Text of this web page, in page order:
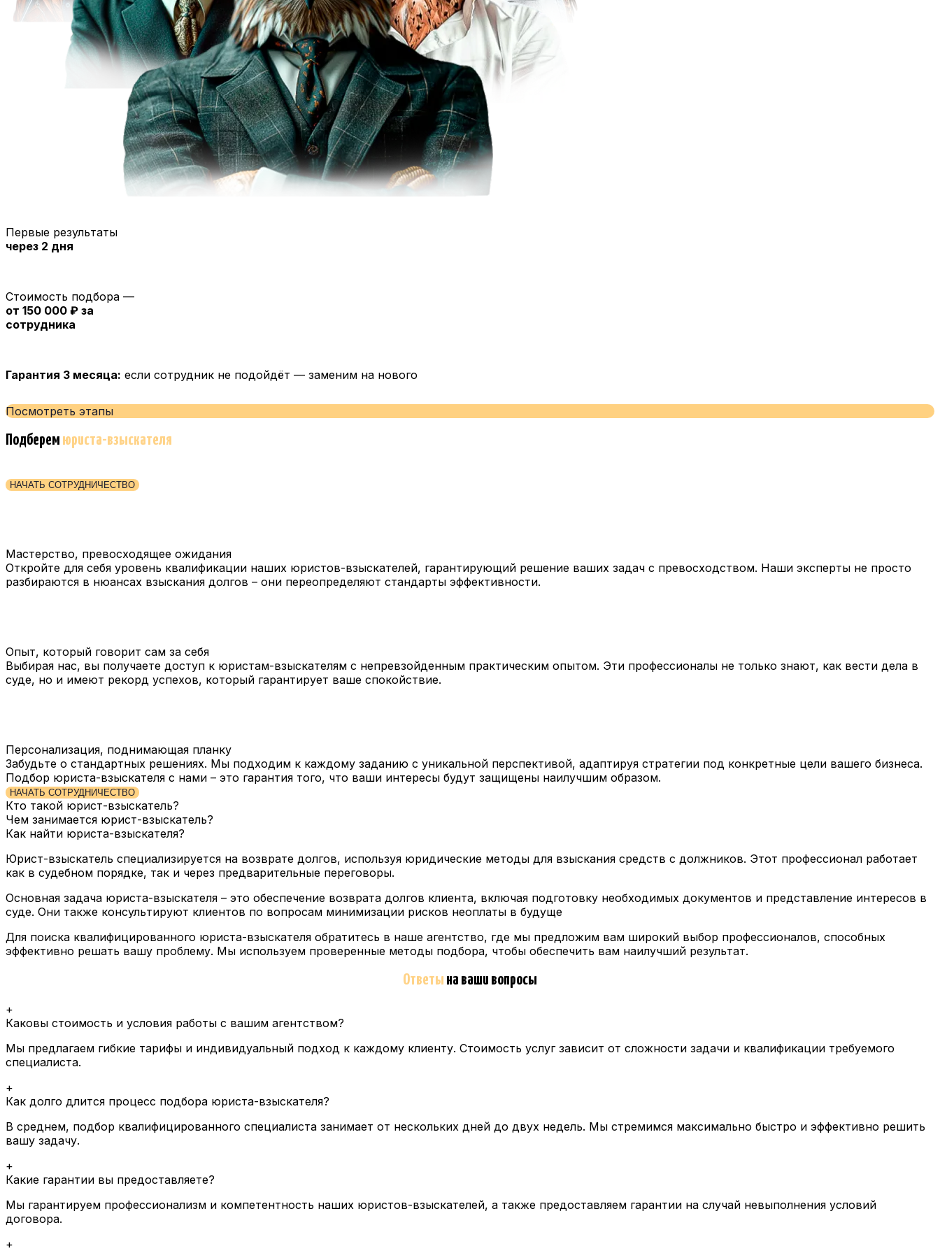
Первые результаты
через 2 дня
Стоимость подбора —
от 150 000 ₽ за
сотрудника
Гарантия 3 месяца: если сотрудник не подойдёт — заменим на нового
Посмотреть этапы
Подберем юриста-взыскателя
НАЧАТЬ СОТРУДНИЧЕСТВО
Мастерство, превосходящее ожидания
Откройте для себя уровень квалификации наших юристов-взыскателей, гарантирующий решение ваших задач с превосходством. Наши эксперты не просто
разбираются в нюансах взыскания долгов – они переопределяют стандарты эффективности.
Опыт, который говорит сам за себя
Выбирая нас, вы получаете доступ к юристам-взыскателям с непревзойденным практическим опытом. Эти профессионалы не только знают, как вести дела в
суде, но и имеют рекорд успехов, который гарантирует ваше спокойствие.
Персонализация, поднимающая планку
Забудьте о стандартных решениях. Мы подходим к каждому заданию с уникальной перспективой, адаптируя стратегии под конкретные цели вашего бизнеса.
Подбор юриста-взыскателя с нами – это гарантия того, что ваши интересы будут защищены наилучшим образом.
НАЧАТЬ СОТРУДНИЧЕСТВО
Кто такой юрист-взыскатель?
Чем занимается юрист-взыскатель?
Как найти юриста-взыскателя?
Юрист-взыскатель специализируется на возврате долгов, используя юридические методы для взыскания средств с должников. Этот профессионал работает
как в судебном порядке, так и через предварительные переговоры.
Основная задача юриста-взыскателя – это обеспечение возврата долгов клиента, включая подготовку необходимых документов и представление интересов в
суде. Они также консультируют клиентов по вопросам минимизации рисков неоплаты в будуще
Для поиска квалифицированного юриста-взыскателя обратитесь в наше агентство, где мы предложим вам широкий выбор профессионалов, способных
эффективно решать вашу проблему. Мы используем проверенные методы подбора, чтобы обеспечить вам наилучший результат.
Ответы на ваши вопросы
+
Каковы стоимость и условия работы с вашим агентством?
Мы предлагаем гибкие тарифы и индивидуальный подход к каждому клиенту. Стоимость услуг зависит от сложности задачи и квалификации требуемого
специалиста.
+
Как долго длится процесс подбора юриста-взыскателя?
В среднем, подбор квалифицированного специалиста занимает от нескольких дней до двух недель. Мы стремимся максимально быстро и эффективно решить
вашу задачу.
+
Какие гарантии вы предоставляете?
Мы гарантируем профессионализм и компетентность наших юристов-взыскателей, а также предоставляем гарантии на случай невыполнения условий
договора.
+